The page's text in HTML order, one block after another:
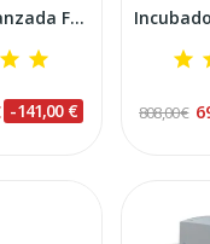
Incubadora avanzada FIEM Cosmo 72 Miniled
-141,00 € 808,00 €